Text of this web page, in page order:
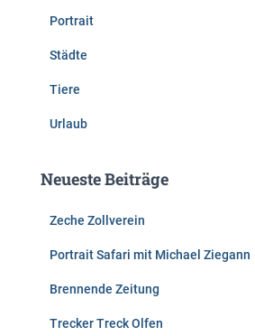
Portrait
Städte
Tiere
Urlaub
Neueste Beiträge
Zeche Zollverein
Portrait Safari mit Michael Ziegann
Brennende Zeitung
Trecker Treck Olfen